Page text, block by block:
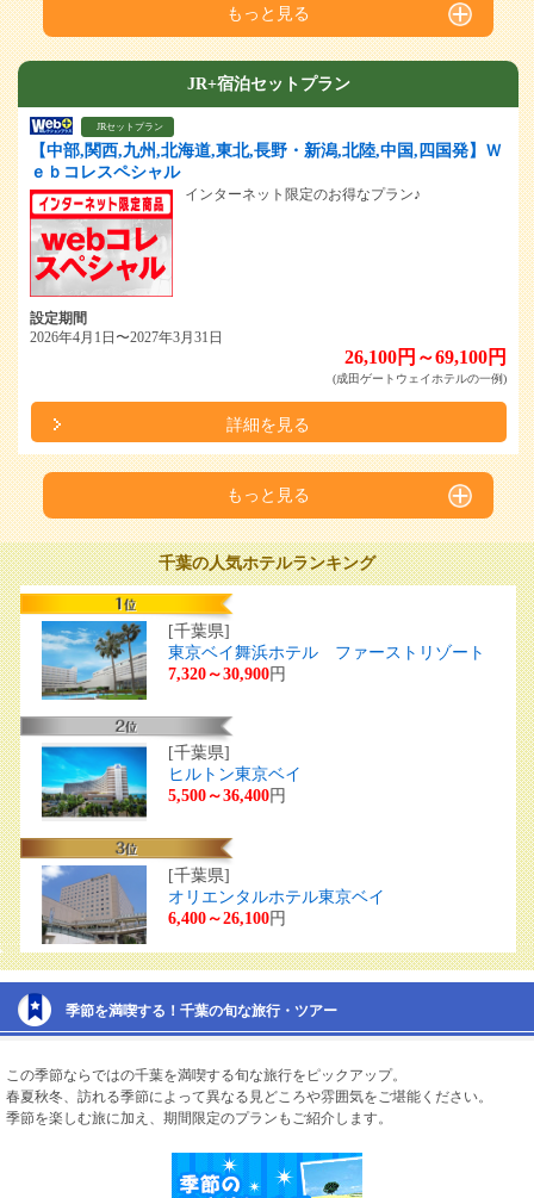
もっと見る
JR+宿泊セットプラン
JRセットプラン
【中部,関西,九州,北海道,東北,長野・新潟,北陸,中国,四国発】Ｗ
ｅｂコレスペシャル
インターネット限定のお得なプラン♪
設定期間
2026年4月1日〜2027年3月31日
26,100円～69,100円
(成田ゲートウェイホテルの一例)
詳細を見る
もっと見る
千葉の人気ホテルランキング
[千葉県]
東京ベイ舞浜ホテル ファーストリゾート
7,320～30,900円
[千葉県]
ヒルトン東京ベイ
5,500～36,400円
[千葉県]
オリエンタルホテル東京ベイ
6,400～26,100円
季節を満喫する！千葉の旬な旅行・ツアー
この季節ならではの千葉を満喫する旬な旅行をピックアップ。
春夏秋冬、訪れる季節によって異なる見どころや雰囲気をご堪能ください。
季節を楽しむ旅に加え、期間限定のプランもご紹介します。